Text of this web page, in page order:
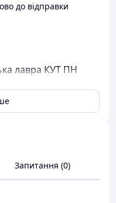
до відправки
лавра КУТ ПН
чисті, у
марки у
пошкодження при
України.
Запитання (0)